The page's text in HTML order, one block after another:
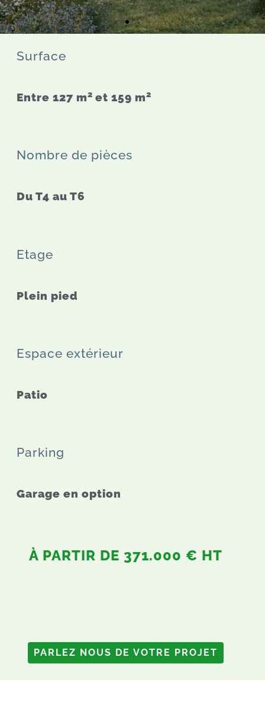
Surface
Entre 127 m2 et 159 m2
Nombre de pièces
Du T4 au T6
Etage
Plein pied
Espace extérieur
Patio
Parking
Garage en option
À PARTIR DE 371.000 € HT
PARLEZ NOUS DE VOTRE PROJET